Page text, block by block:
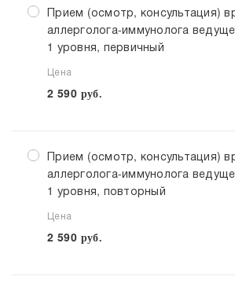
Прием (осмотр, консультация)
аллерголога-иммунолога
1 уровня, первичный
Цена
2 590 руб.
Прием (осмотр, консультация)
аллерголога-иммунолога
1 уровня, повторный
Цена
2 590 руб.